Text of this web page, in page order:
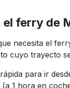
ferry de
necesita el
cuyo trayecto
para ir
1 hora en